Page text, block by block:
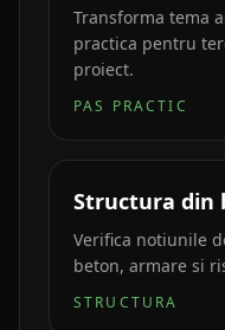
Transforma tema
practica pentru
proiect.
PAS PRACTIC
Structura din
Verifica notiunile
beton, armare si
STRUCTURA